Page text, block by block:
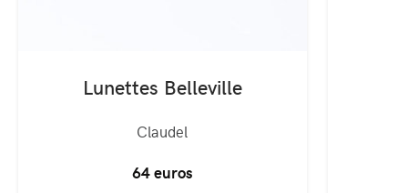
Lunettes Belleville
Claudel
64 euros